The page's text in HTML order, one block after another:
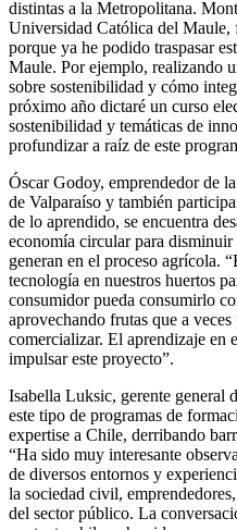
distintas a la Metropolitana.
Universidad Católica del Maule,
porque ya he podido traspasar
Maule. Por ejemplo, realizando
sobre sostenibilidad y cómo
próximo año dictaré un curso
sostenibilidad y temáticas de
profundizar a raíz de este
Óscar Godoy, emprendedor de
de Valparaíso y también
de lo aprendido, se encuentra
economía circular para
generan en el proceso agrícola.
tecnología en nuestros huertos
consumidor pueda consumirlo
aprovechando frutas que a
comercializar. El aprendizaje en
impulsar este proyecto”.
Isabella Luksic, gerente general
este tipo de programas de
expertise a Chile, derribando
“Ha sido muy interesante
de diversos entornos y
la sociedad civil,
del sector público. La